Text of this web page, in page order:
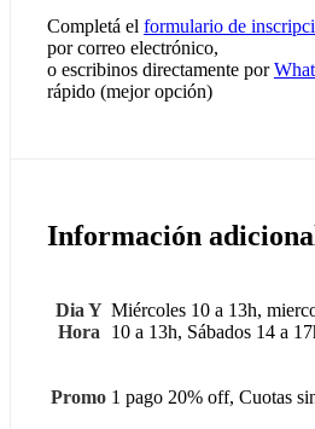
Completá el formulario de
por correo electrónico,
o escribinos directamente por
rápido (mejor opción)
Información
Dia Y
Hora
Miércoles 10 a 13h,
10 a 13h, Sábados 14 a
Promo 1 pago 20% off, Cuotas